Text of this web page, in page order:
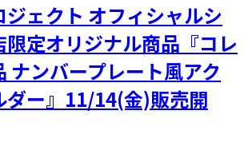
ェクト オフィシャルシ
限定オリジナル商品『コレ
ナンバープレート風アク
ダー』11/14(金)販売開